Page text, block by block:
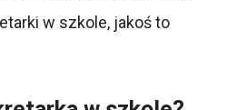
w szkole, jakoś to